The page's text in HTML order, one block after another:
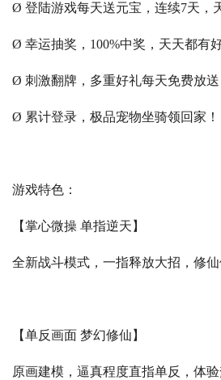
Ø 登陆游戏每天送元宝，连续7天，
Ø 幸运抽奖，100%中奖，天天都有
Ø 刺激翻牌，多重好礼每天免费放送
Ø 累计登录，极品宠物坐骑领回家！
游戏特色：
【掌心微操 单指逆天】
全新战斗模式，一指释放大招，修
【单反画面 梦幻修仙】
原画建模，逼真程度直指单反，体